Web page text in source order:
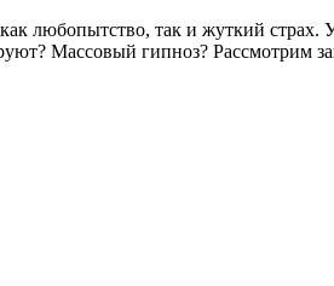
любопытство, так и жуткий
Массовый гипноз? Рассмотрим